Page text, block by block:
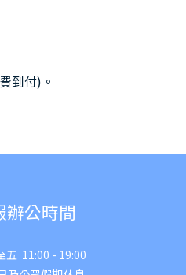
到付)。
辦公時間
五 11:00 - 19:00